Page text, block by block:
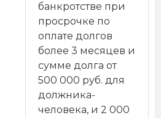
банкротстве при
просрочке по
оплате долгов
более 3 месяцев и
сумме долга от
500 000 руб. для
должника-
человека, и 2 000